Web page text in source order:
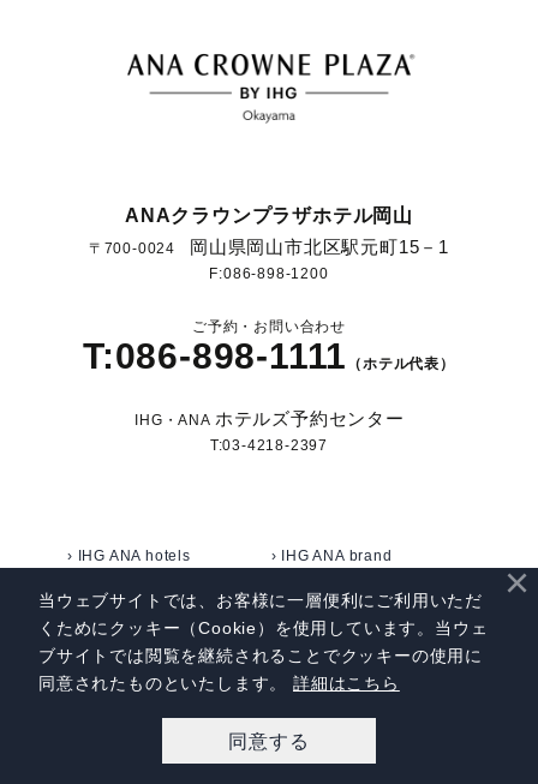
レストラン予約
当ウェブサイトでは、お客様に一層便利にご利用いただ
くためにクッキー（Cookie）を使用しています。当ウェ
ブサイトでは閲覧を継続されることでクッキーの使用に
同意されたものといたします。詳細はこちら
同意する
×
ANAクラウンプラザホテル岡山
〒700-0024 岡山県岡山市北区駅元町15－1
F:086-898-1200
ご予約・お問い合わせ
T:086-898-1111 （ホテル代表）
IHG・ANA ホテルズ予約センター
T:03-4218-2397
› IHG ANA hotels
› IHG ANA brand
› 会社概要
› 採用情報
› よくあるご質問
› プライバシーポリシー
› 宿泊約款・利用規約
› サイトマップ